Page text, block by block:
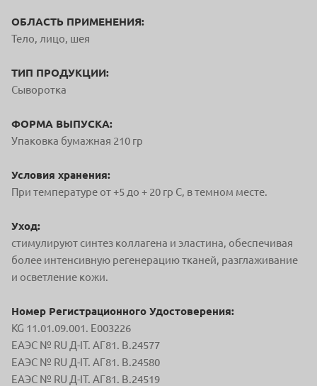
ОБЛАСТЬ ПРИМЕНЕНИЯ:
Тело, лицо, шея
ТИП ПРОДУКЦИИ:
Сыворотка
ФОРМА ВЫПУСКА:
Упаковка бумажная 210 гр
Условия хранения:
При температуре от +5 до + 20 гр С, в темном месте.
Уход:
стимулируют синтез коллагена и эластина, обеспечивая
более интенсивную регенерацию тканей, разглаживание
и осветление кожи.
Номер Регистрационного Удостоверения:
KG 11.01.09.001. E003226
ЕАЭС № RU Д-IT. АГ81. В.24577
ЕАЭС № RU Д-IT. АГ81. В.24580
ЕАЭС № RU Д-IT. АГ81. В.24519